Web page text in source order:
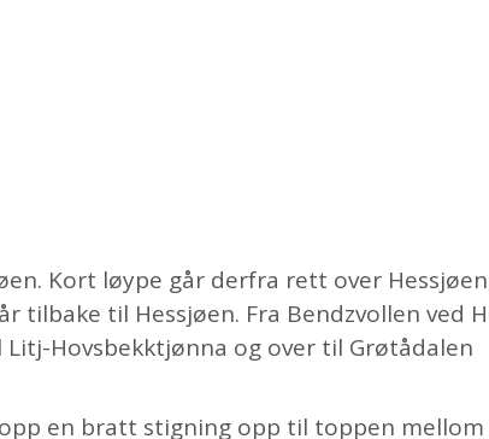
Kort løype går derfra rett over
til Hessjøen. Fra Bendzvollen ved
Hovsbekktjønna og over til Grøtådalen
en bratt stigning opp til toppen mellom